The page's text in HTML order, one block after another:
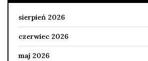
sierpień 2026
czerwiec 2026
maj 2026